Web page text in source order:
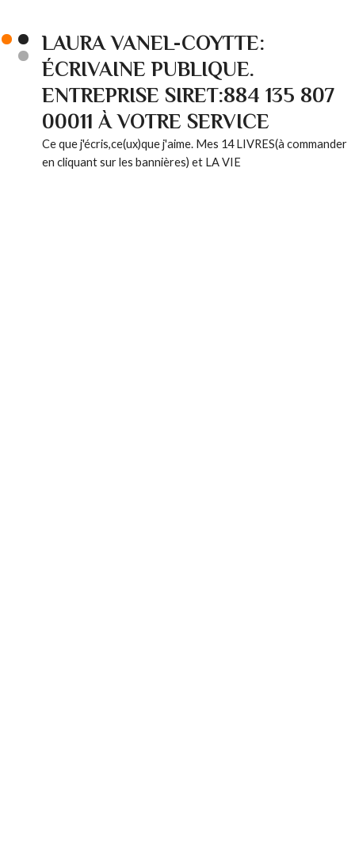
LAURA VANEL-COYTTE:
ÉCRIVAINE PUBLIQUE.
ENTREPRISE SIRET:884 135 807
00011 À VOTRE SERVICE
Ce que j'écris,ce(ux)que j'aime. Mes 14 LIVRES(à commander
en cliquant sur les bannières) et LA VIE